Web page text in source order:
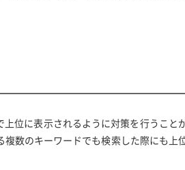
位に表示されるように対策を行うこと
数のキーワードでも検索した際にも上